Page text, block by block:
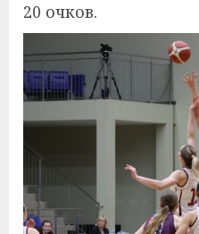
20 очков.